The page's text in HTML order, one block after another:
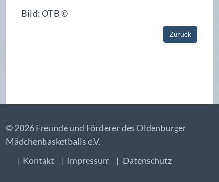
Bild: OTB ©
Zurück
© 2026 Freunde und Förderer des Oldenburger
Mädchenbasketballs e.V.
Kontakt
Impressum Datenschutz